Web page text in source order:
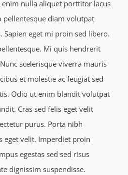
enim nulla aliquet porttitor lacus
pellentesque diam volutpat
Sapien eget mi proin sed libero.
Mi quis hendrerit
scelerisque viverra mauris
et molestie ac feugiat sed
Odio ut enim blandit volutpat
Cras sed felis eget velit
purus. Porta nibh
eget velit. Imperdiet proin
egestas sed sed risus
dignissim suspendisse.